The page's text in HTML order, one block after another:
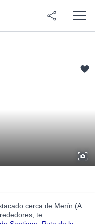
cerca de Merín (A
te